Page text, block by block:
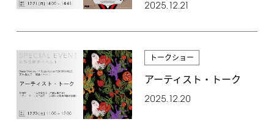
2025.12.21
トークショー
アーティスト・トーク
2025.12.20